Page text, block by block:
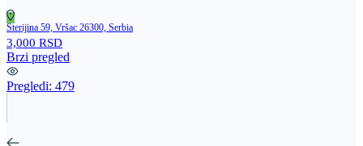
Sterijina 59, Vršac 26300, Serbia
3,000 RSD
Brzi pregled
Pregledi: 479